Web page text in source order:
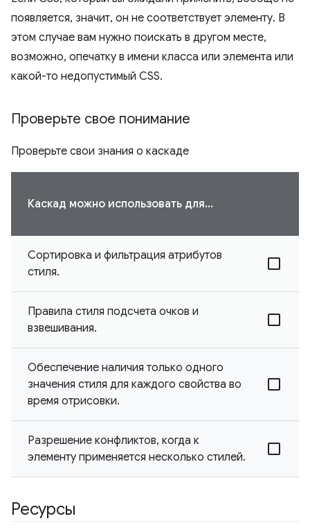
появляется, значит, он не соответствует элементу. В
этом случае вам нужно поискать в другом месте,
возможно, опечатку в имени класса или элемента или
какой-то недопустимый CSS.
Проверьте свое понимание
Проверьте свои знания о каскаде
Каскад можно использовать для...
Сортировка и фильтрация атрибутов
стиля.
Правила стиля подсчета очков и
взвешивания.
Обеспечение наличия только одного
значения стиля для каждого свойства во
время отрисовки.
Разрешение конфликтов, когда к
элементу применяется несколько стилей.
Ресурсы